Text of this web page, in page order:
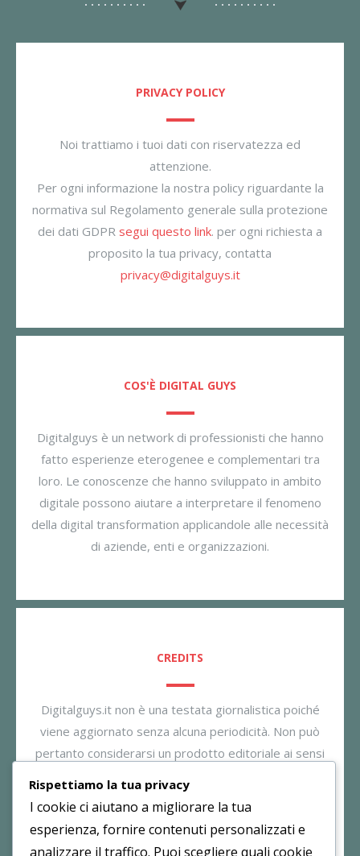
PRIVACY POLICY
Noi trattiamo i tuoi dati con riservatezza ed
attenzione.
Per ogni informazione la nostra policy riguardante la
normativa sul Regolamento generale sulla protezione
dei dati GDPR segui questo link. per ogni richiesta a
proposito la tua privacy, contatta
privacy@digitalguys.it
COS'È DIGITAL GUYS
Digitalguys è un network di professionisti che hanno
fatto esperienze eterogenee e complementari tra
loro. Le conoscenze che hanno sviluppato in ambito
digitale possono aiutare a interpretare il fenomeno
della digital transformation applicandole alle necessità
di aziende, enti e organizzazioni.
CREDITS
Digitalguys.it non è una testata giornalistica poiché
viene aggiornato senza alcuna periodicità. Non può
pertanto considerarsi un prodotto editoriale ai sensi
essere responsabile per i commenti inseriti nei post.
Eventuali commenti dei lettori, lesivi all’immagine o
all’onorabilità di persone terze non sono da attribuirsi
Rispettiamo la tua privacy
I cookie ci aiutano a migliorare la tua
esperienza, fornire contenuti personalizzati e
analizzare il traffico. Puoi scegliere quali cookie